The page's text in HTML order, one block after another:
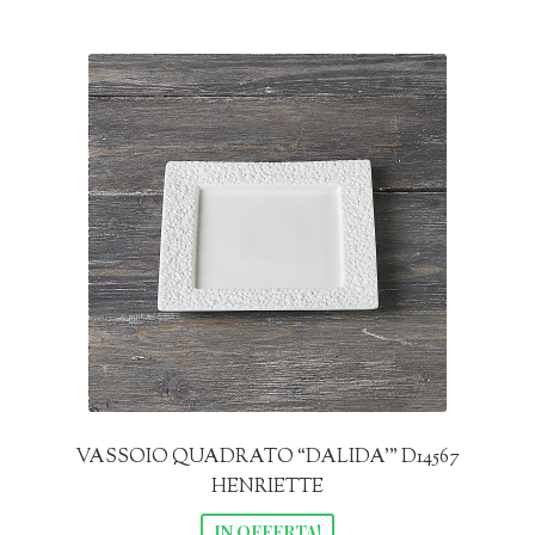
13,50€. 10,00€.
VASSOIO QUADRATO “DALIDA’” D14567
HENRIETTE